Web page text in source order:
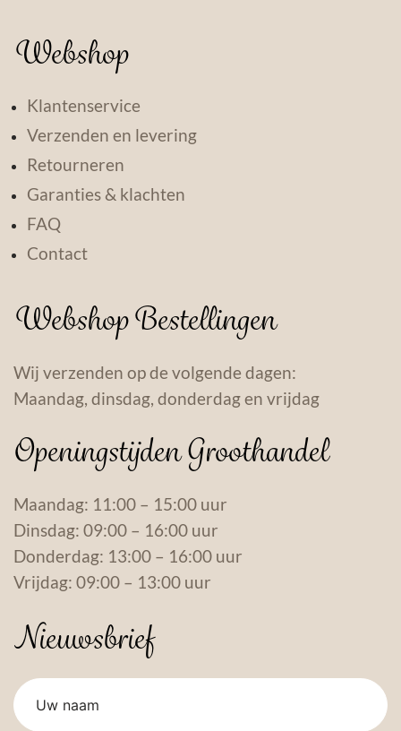
Webshop
Klantenservice
Verzenden en levering
Retourneren
Garanties & klachten
FAQ
Contact
Webshop Bestellingen
Wij verzenden op de volgende dagen:
Maandag, dinsdag, donderdag en vrijdag
Openingstijden Groothandel
Maandag: 11:00 – 15:00 uur
Dinsdag: 09:00 – 16:00 uur
Donderdag: 13:00 – 16:00 uur
Vrijdag: 09:00 – 13:00 uur
Nieuwsbrief